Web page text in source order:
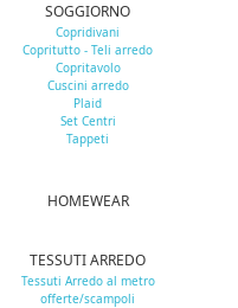
SOGGIORNO
Copridivani
Copritutto - Teli arredo
Copritavolo
Cuscini arredo
Plaid
Set Centri
Tappeti
HOMEWEAR
TESSUTI ARREDO
Tessuti Arredo al metro
offerte/scampoli